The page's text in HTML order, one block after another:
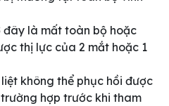
là mất toàn bộ hoặc
thị lực của 2 mắt hoặc 1
không thể phục hồi được
hợp trước khi tham